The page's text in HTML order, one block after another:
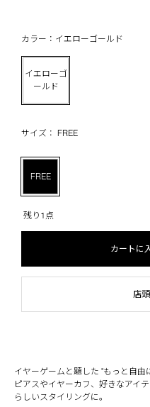
カラー：イエローゴールド
イエローゴ
ールド
サイズ： FREE
FREE
残り1点
カートに
店
イヤーゲームと題した "もっと自由
ピアスやイヤーカフ、好きなアイ
らしいスタイリングに。